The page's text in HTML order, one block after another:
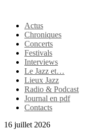
Actus
Chroniques
Concerts
Festivals
Interviews
Le Jazz et…
Lieux Jazz
Radio & Podcast
Journal en pdf
Contacts
16 juillet 2026